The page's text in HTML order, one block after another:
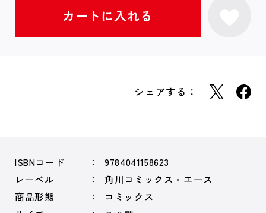
シェアする：
ISBNコード
9784041158623
レーベル
角川コミックス・エース
商品形態
コミックス